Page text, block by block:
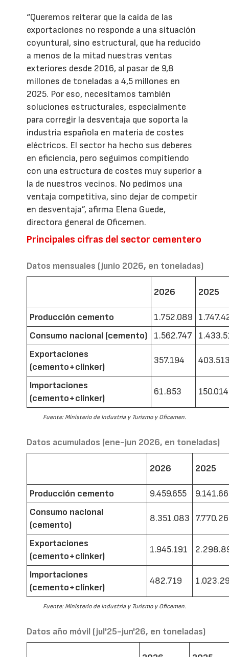
“Queremos reiterar que la caída de las
exportaciones no responde a una situación
coyuntural, sino estructural, que ha reducido
a menos de la mitad nuestras ventas
exteriores desde 2016, al pasar de 9,8
millones de toneladas a 4,5 millones en
2025. Por eso, necesitamos también
soluciones estructurales, especialmente
para corregir la desventaja que soporta la
industria española en materia de costes
eléctricos. El sector ha hecho sus deberes
en eficiencia, pero seguimos compitiendo
con una estructura de costes muy superior a
la de nuestros vecinos. No pedimos una
ventaja competitiva, sino dejar de competir
en desventaja”, afirma Elena Guede,
directora general de Oficemen.
Principales cifras del sector cementero
Datos mensuales (junio 2026, en toneladas)
2026 2025
Producción cemento 1.752.089
Consumo nacional (cemento)
1.562.747
Exportaciones
(cemento+clínker)
357.194
Importaciones
(cemento+clínker)
61.853 150.014
Fuente: Ministerio de Industria y Turismo y Oficemen.
Datos acumulados (ene-jun 2026, en toneladas)
2026 2025
Producción cemento 9.459.655
Consumo nacional
(cemento)
8.351.083
Exportaciones
(cemento+clínker)
1.945.191
Importaciones
(cemento+clínker)
482.719
Fuente: Ministerio de Industria y Turismo y Oficemen.
Datos año móvil (jul'25-jun'26, en toneladas)